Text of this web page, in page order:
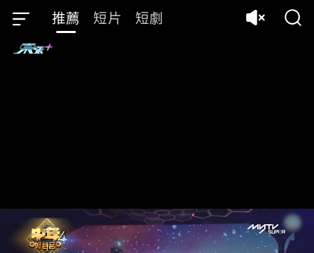
推薦 短片 短劇